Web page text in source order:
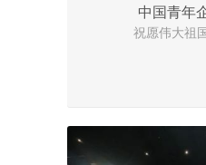
中国青年
祝愿伟大祖